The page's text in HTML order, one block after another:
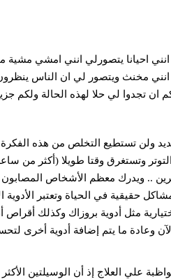
احيانا يتصورلي انني امشي مشية
مخنث ويتصور لي ان الناس
ان تجدوا لي حلا لهذه الحالة ولكم
ولن تستطيع التخلص من هذه
وتستغرق وقتا طويلا (أكثر من
.. ويدرك معظم الأشخاص
حقيقية في الحياة وتعتبر الأدوية
مثل أدوية بروزاك وكذلك أقراص
وعادة ما يتم إضافة أدوية أخرى
علي العلاج إذ أن الوسيلتين